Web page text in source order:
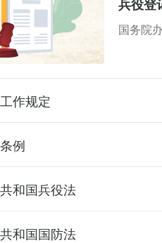
兵役登
国务院
作规定
例
和国兵役法
和国国防法